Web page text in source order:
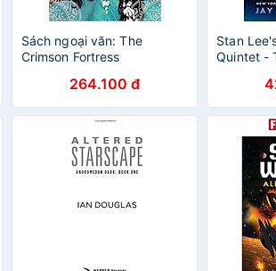
Sách ngoại văn: The
Crimson Fortress
264.100 đ
Stan
Quintet -